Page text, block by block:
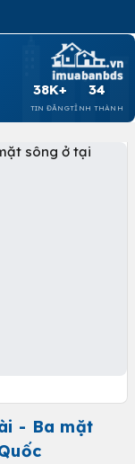
38K+
TIN ĐĂNG
34
TỈNH THÀNH
- Ba mặt